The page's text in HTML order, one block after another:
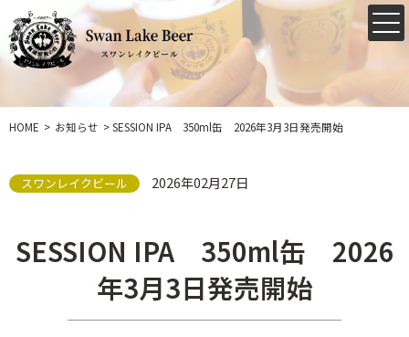
HOME お知らせ SESSION IPA 350ml缶 2026年3月3日発売開始
スワンレイクビール 2026年02月27日
SESSION IPA 350ml缶 2026
年3月3日発売開始